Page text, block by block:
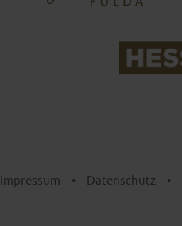
Impressum • Datenschutz •